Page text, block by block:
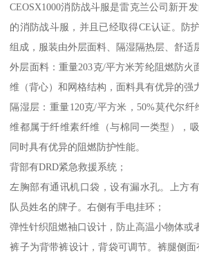
CEOSX1000消防战斗服是雷克兰公司新开
的消防战斗服，并且已经取得CE认证。防
组成，服装由外层面料、隔湿隔热层、舒适
外层面料：重量203克/平方米芳纶阻燃防火
维（背心）和网格结构，面料具有优异的强
隔湿层：重量120克/平方米，50%莫代尔纤
维都属于纤维素纤维（与棉同一类型），
同时具有优异的阻燃防护性能。
背部有DRD紧急救援系统；
左胸部有通讯机口袋，设有漏水孔。上方
队员姓名的牌子。右侧有手电挂环；
弹性针织阻燃袖口设计，防止高温小物体或
裤子为背带裤设计，背袋可调节。裤腿侧